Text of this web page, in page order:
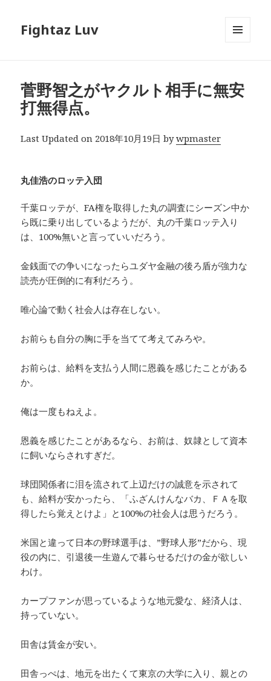
Fightaz Luv
ット
菅野智之がヤクルト相手に無安
打無得点。
Last Updated on 2018年10月19日 bywpmaster
丸佳浩のロッテ入団
千葉ロッテが、FA権を取得した丸の調査にシーズン中か
ら既に乗り出しているようだが、丸の千葉ロッテ入り
は、100%無いと言っていいだろう。
金銭面での争いになったらユダヤ金融の後ろ盾が強力な
読売が圧倒的に有利だろう。
唯心論で動く社会人は存在しない。
お前らも自分の胸に手を当てて考えてみろや。
お前らは、給料を支払う人間に恩義を感じたことがある
か。
俺は一度もねえよ。
恩義を感じたことがあるなら、お前は、奴隷として資本
に飼いならされすぎだ。
球団関係者に泪を流されて上辺だけの誠意を示されて
も、給料が安かったら、「ふざんけんなバカ、ＦＡを取
得したら覚えとけよ」と100%の社会人は思うだろう。
米国と違って日本の野球選手は、”野球人形”だから、現
役の内に、引退後一生遊んで暮らせるだけの金が欲しい
わけ。
カープファンが思っているような地元愛な、経済人は、
持っていない。
田舎は賃金が安い。
田舎っぺは、地元を出たくて東京の大学に入り、親との